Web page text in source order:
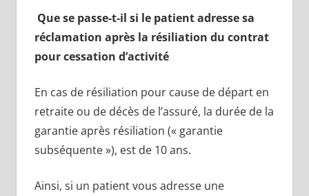
Que se passe-t-il si le patient adresse sa
réclamation après la résiliation du contrat
pour cessation d’activité
En cas de résiliation pour cause de départ en
retraite ou de décès de l’assuré, la durée de la
garantie après résiliation (« garantie
subséquente »), est de 10 ans.
Ainsi, si un patient vous adresse une